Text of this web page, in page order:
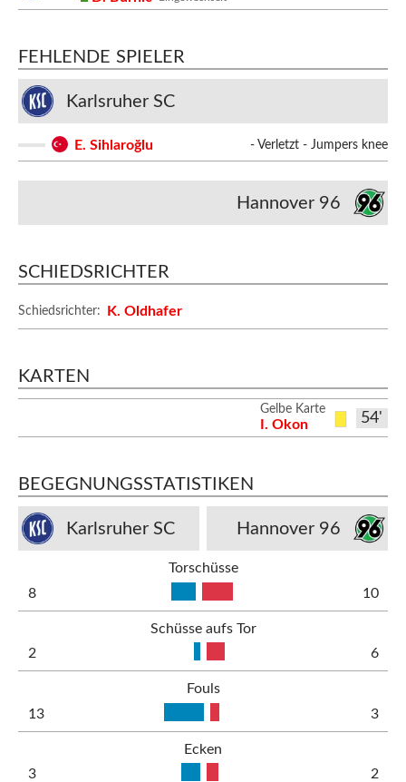
FEHLENDE SPIELER
Karlsruher SC
E. Sihlaroğlu - Verletzt - Jumpers knee
Hannover 96
SCHIEDSRICHTER
Schiedsrichter: K. Oldhafer
KARTEN
54'
Gelbe Karte
I. Okon
BEGEGNUNGSSTATISTIKEN
Karlsruher SC Hannover 96
Torschüsse
8
10
Schüsse aufs Tor
2
6
Fouls
13
3
Ecken
3
2